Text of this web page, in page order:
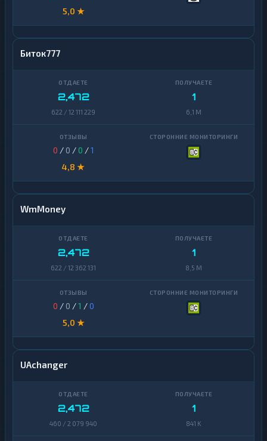
5,0 ★
Биток777
2,472
622 / 12 111 229
1
6,1 M
0 / 0 /0 /1
4,8 ★
WmMoney
2,472
622 / 12 362 131
1
8,5 M
0 / 0 /1 /0
5,0 ★
UAchanger
2,472
460 / 2 079 940
1
841 K